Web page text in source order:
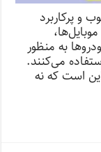
و پرکاربرد
به منظور
می‌کنند.
است که نه